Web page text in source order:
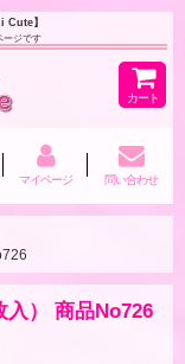
Cute】
ージです
カート
マイページ 問い合わせ
入） 商品No726